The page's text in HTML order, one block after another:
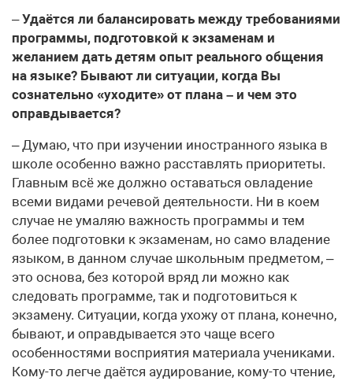
–Удаётся ли балансировать между требованиями
программы, подготовкой к экзаменам и
желанием дать детям опыт реального общения
на языке? Бывают ли ситуации, когда Вы
сознательно «уходите» от плана – и чем это
оправдывается?
– Думаю, что при изучении иностранного языка в
школе особенно важно расставлять приоритеты.
Главным всё же должно оставаться овладение
всеми видами речевой деятельности. Ни в коем
случае не умаляю важность программы и тем
более подготовки к экзаменам, но само владение
языком, в данном случае школьным предметом, –
это основа, без которой вряд ли можно как
следовать программе, так и подготовиться к
экзамену. Ситуации, когда ухожу от плана, конечно,
бывают, и оправдывается это чаще всего
особенностями восприятия материала учениками.
Кому-то легче даётся аудирование, кому-то чтение,